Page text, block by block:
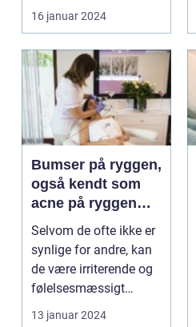
skamlæber. Det ka...
16 januar 2024
Bumser på ryggen,
også kendt som
acne på ryggen
eller bacne, er et
almindeligt
hudproblem, der
påvirker mange
mennesker over
hele verden
Selvom de ofte ikke er
synlige for andre, kan
de være irriterende og
følelsesmæssigt
belastende for ...
13 januar 2024